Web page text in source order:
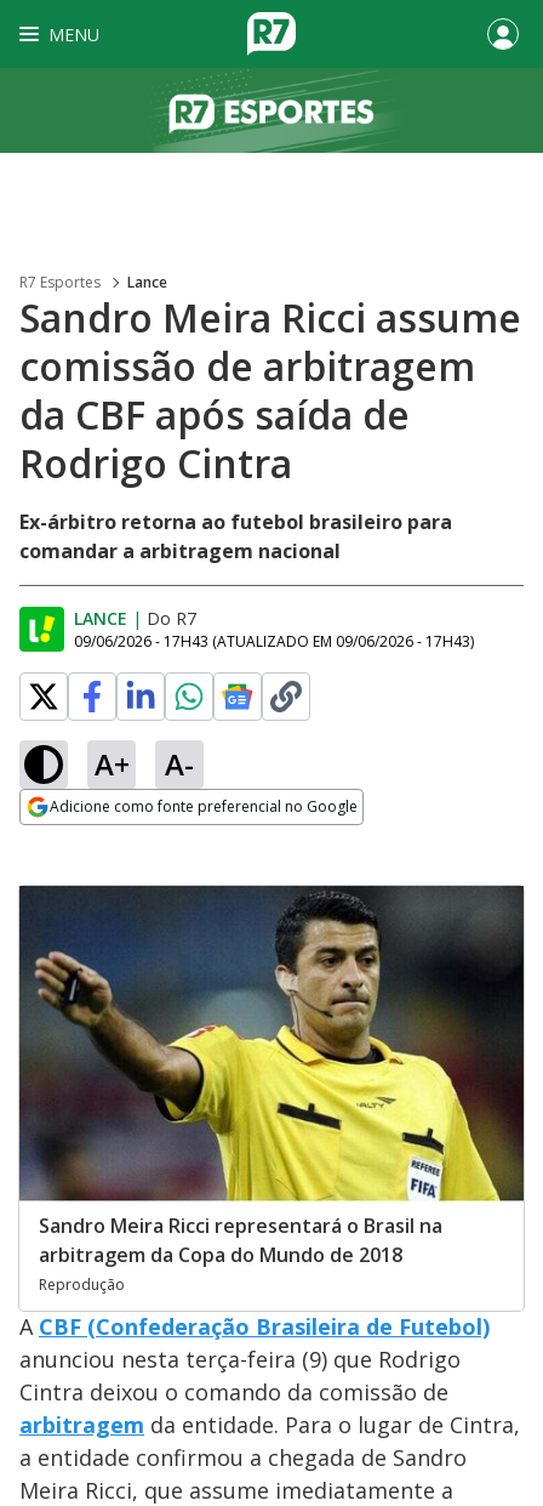
MENU
R7 Esportes Lance
Sandro Meira Ricci assume
comissão de arbitragem
da CBF após saída de
Rodrigo Cintra
Ex-árbitro retorna ao futebol brasileiro para
comandar a arbitragem nacional
LANCE | Do R7
09/06/2026 - 17H43 (ATUALIZADO EM 09/06/2026 - 17H43)
A+ A-
Adicione como fonte preferencial no Google
Sandro Meira Ricci representará o Brasil na
arbitragem da Copa do Mundo de 2018
Reprodução
A CBF (Confederação Brasileira de Futebol)
anunciou nesta terça-feira (9) que Rodrigo
Cintra deixou o comando da comissão de
arbitragem da entidade. Para o lugar de Cintra,
a entidade confirmou a chegada de Sandro
Meira Ricci, que assume imediatamente a